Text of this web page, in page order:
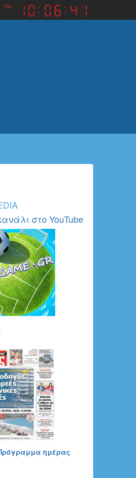
PM
στο YouTube
ημέρας